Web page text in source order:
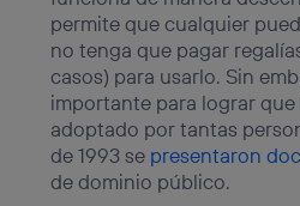
permite que cualquier
no tenga que pagar
casos) para usarlo. Sin
importante para lograr
adoptado por tantas
de 1993 se presentaron
de dominio público.
navegación del usuario del
Puedes gestionar los
“Administrar Utiq” en la parte
visitando el portal de
(“consenthub”). Para más
la política de privacidad de